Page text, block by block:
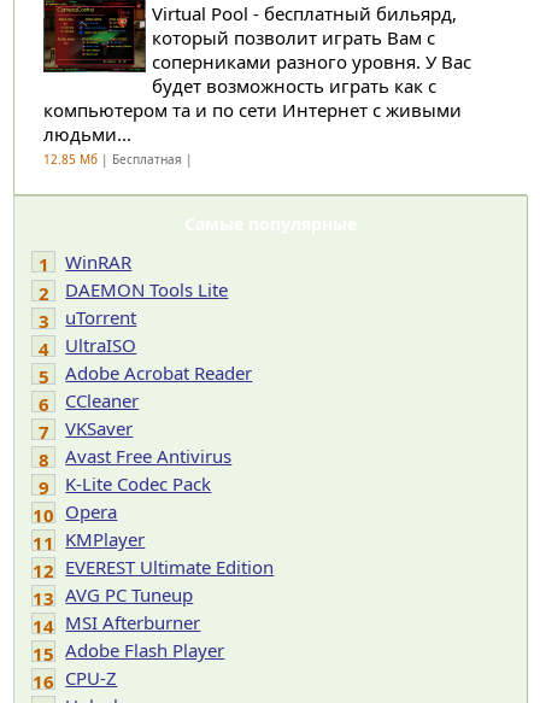
Virtual Pool - бесплатный бильярд,
который позволит играть Вам с
соперниками разного уровня. У Вас
будет возможность играть как с
компьютером та и по сети Интернет с живыми
людьми...
12.85 Мб| Бесплатная |
Самые популярные
1
WinRAR
2
DAEMON Tools Lite
3
uTorrent
4
UltraISO
5
Adobe Acrobat Reader
6
CCleaner
7
VKSaver
8
Avast Free Antivirus
9
K-Lite Codec Pack
10 Opera
11 KMPlayer
12 EVEREST Ultimate Edition
13 AVG PC Tuneup
14 MSI Afterburner
15 Adobe Flash Player
16 CPU-Z